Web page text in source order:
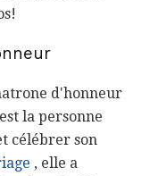
d'honneur
la personne
célébrer son
, elle a